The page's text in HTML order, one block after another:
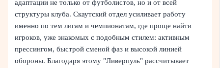
адаптации не только от футболистов, но и от всей
структуры клуба. Скаутский отдел усиливает работу
именно по тем лигам и чемпионатам, где проще найти
игроков, уже знакомых с подобным стилем: активным
прессингом, быстрой сменой фаз и высокой линией
обороны. Благодаря этому "Ливерпуль" рассчитывает